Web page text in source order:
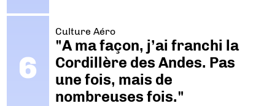
Culture Aéro
"A ma façon, j’ai franchi la
Cordillère des Andes. Pas
une fois, mais de
nombreuses fois."